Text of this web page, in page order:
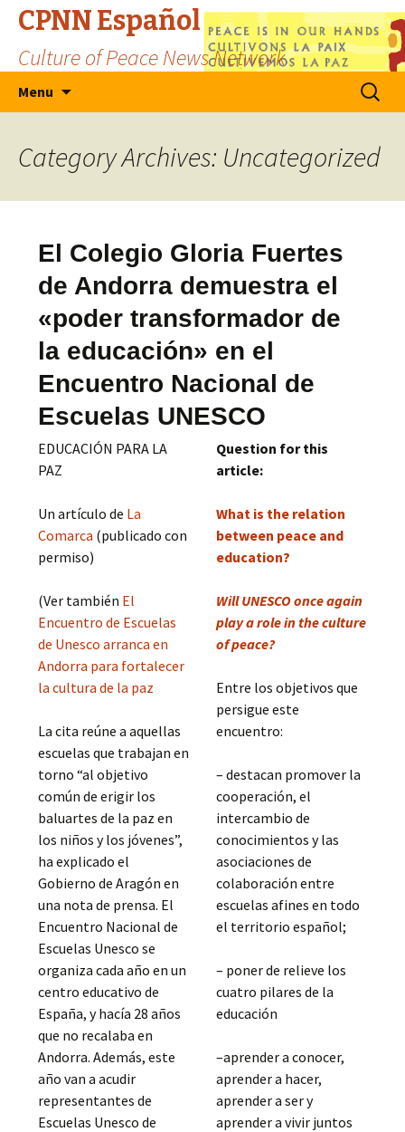
CPNN Español
Culture of Peace News Network
Menu
Search
for:
Category Archives: Uncategorized
El Colegio Gloria Fuertes
de Andorra demuestra el
«poder transformador de
la educación» en el
Encuentro Nacional de
Escuelas UNESCO
EDUCACIÓN PARA LA
PAZ
Un artículo de La
Comarca (publicado con
permiso)
(Ver también El
Encuentro de Escuelas
de Unesco arranca en
Andorra para fortalecer
la cultura de la paz
La cita reúne a aquellas
escuelas que trabajan en
torno “al objetivo
común de erigir los
baluartes de la paz en
los niños y los jóvenes”,
ha explicado el
Gobierno de Aragón en
una nota de prensa. El
Encuentro Nacional de
Escuelas Unesco se
organiza cada año en un
centro educativo de
España, y hacía 28 años
que no recalaba en
Andorra. Además, este
año van a acudir
representantes de
Escuelas Unesco de
Question for this
article:
What is the relation
between peace and
education?
Will UNESCO once again
play a role in the culture
of peace?
Entre los objetivos que
persigue este
encuentro:
– destacan promover la
cooperación, el
intercambio de
conocimientos y las
asociaciones de
colaboración entre
escuelas afines en todo
el territorio español;
– poner de relieve los
cuatro pilares de la
educación
–aprender a conocer,
aprender a hacer,
aprender a ser y
aprender a vivir juntos